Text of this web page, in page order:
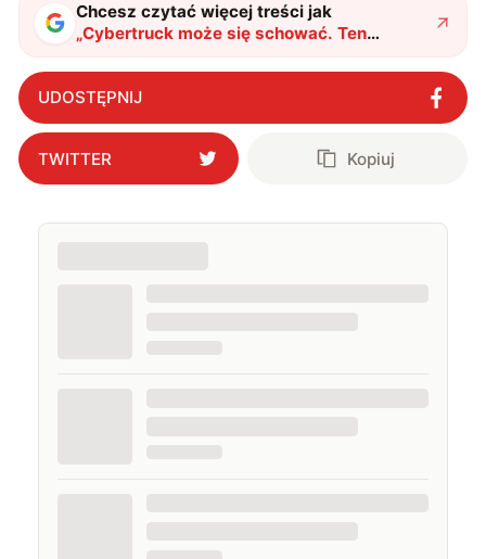
Chcesz czytać więcej treści jak
„Cybertruck może się schować. Ten
elektryczny pickup ma 6 kół i niesamowite
możliwości"?
UDOSTĘPNIJ
TWITTER Kopiuj